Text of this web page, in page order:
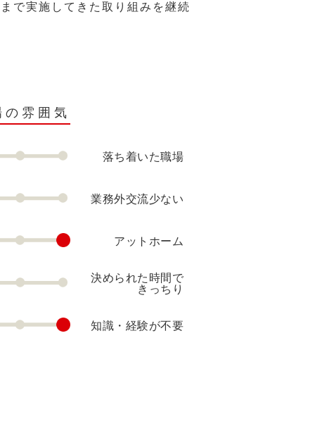
で実施してきた取り組みを継続
の雰囲気
落ち着いた職場
業務外交流少ない
アットホーム
決められた時間で
きっちり
知識・経験が不要